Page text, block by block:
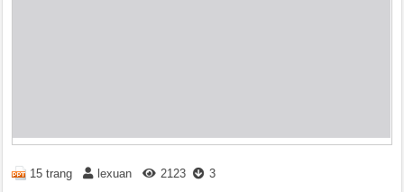
15 trang lexuan 2123 3